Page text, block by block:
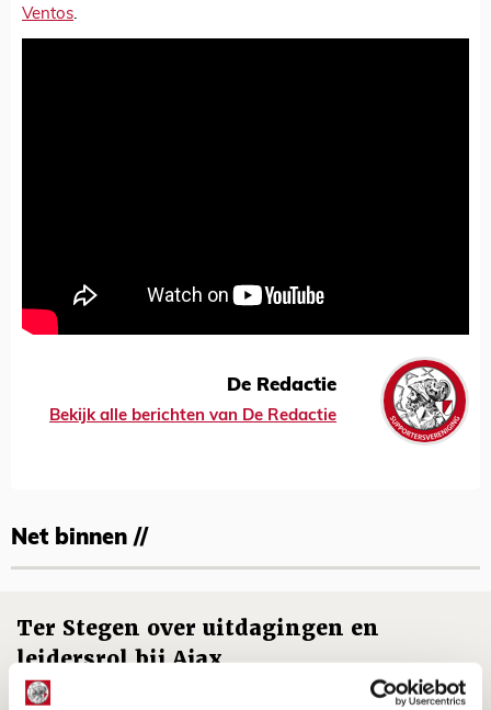
Ventos.
De Redactie
Bekijk alle berichten van De Redactie
Net binnen //
Ter Stegen over uitdagingen en
leidersrol bij Ajax
05 AUGUSTUS 2026 - 20:00